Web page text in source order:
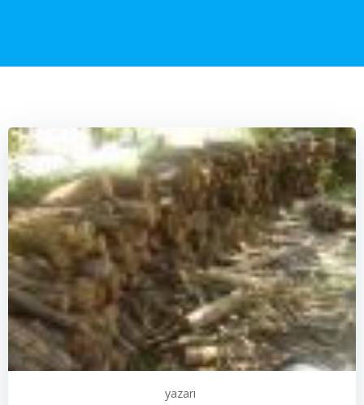
yazarı